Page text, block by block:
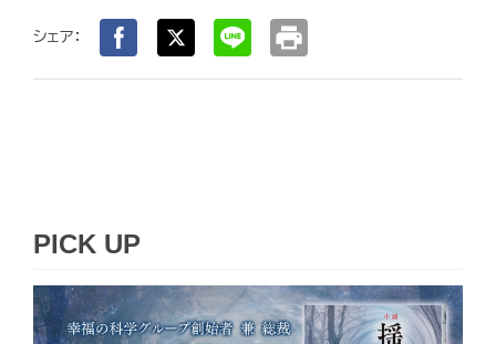
シェア： print
PICK UP